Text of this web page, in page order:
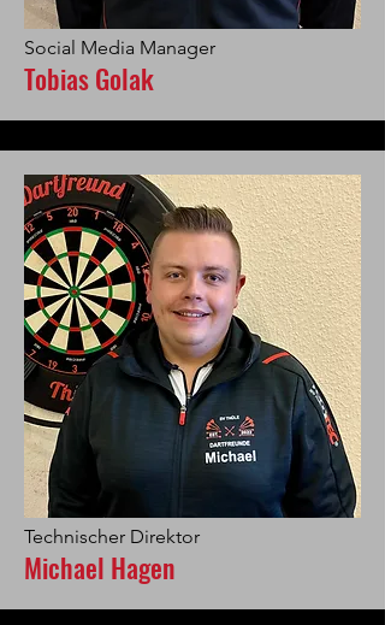
Social Media Manager
Tobias Golak
Technischer Direktor
Michael Hagen